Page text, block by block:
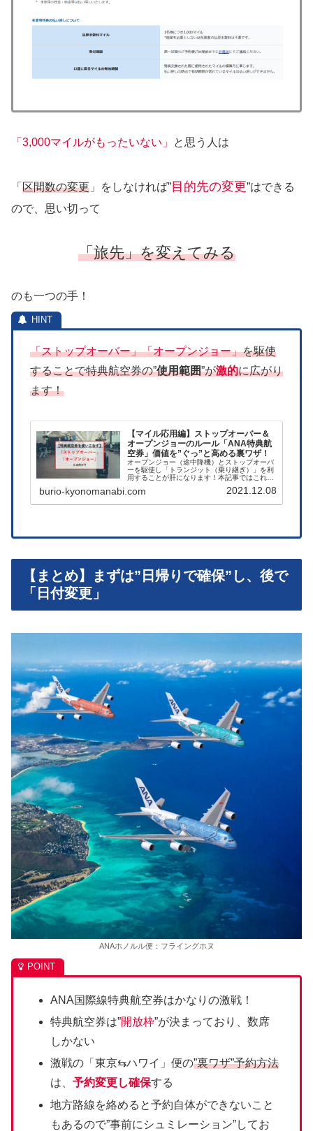
「3,000マイルがもったいない」 と思う人は
「 区間数の変更 」をしなければ”目的先の変更”はできる
ので、思い切って
「旅先」を変えてみる
のも一つの手！
「ストップオーバー」「オープンジョー」を駆使
することで特典航空券の”使用範囲”が激的に広がり
ます！
【マイル応用編】ストップオーバー＆
オープンジョーのルール「ANA特典航
空券」価値を”ぐっ”と高める裏ワザ！
オープンジョー（途中降機）とストップオーバ
ーを駆使し「トランジット（乗り継ぎ）」を利
用することが肝になります！本記事ではこれら
イル価値を高めることが可能です
burio-kyonomanabi.com 2021.12.08
【まとめ】まずは”日帰りで確保”し、後で
「日付変更」
ANAホノルル便：フライングホヌ
ANA国際線特典航空券はかなりの激戦！
特典航空券は”開放枠”が決まっており、数席
しかない
激戦の「東京⇆ハワイ」便の”裏ワザ”予約方法
は、予約変更し確保する
地方路線を絡めると予約自体ができないこと
もあるので”事前にシュミレーション”してお